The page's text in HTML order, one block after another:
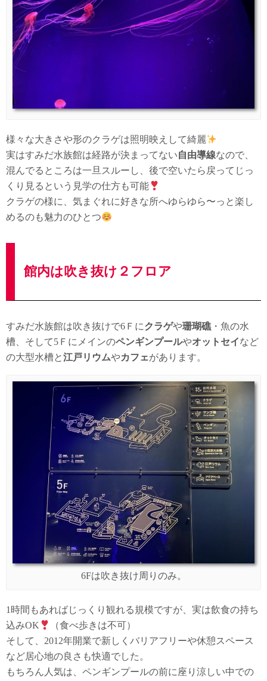
様々な大きさや形のクラゲは照明映えして綺麗
実はすみだ水族館は経路が決まってない自由導線なので、
混んでるところは一旦スルーし、後で空いたら戻ってじっ
くり見るという見学の仕方も可能
クラゲの様に、気まぐれに好きな所へゆらゆら〜っと楽し
めるのも魅力のひとつ
館内は吹き抜け２フロア
すみだ水族館は吹き抜けで6Ｆにクラゲや珊瑚礁 ・魚の水
槽、そして5Ｆにメインのペンギンプールやオットセイなど
の大型水槽と江戸リウムやカフェがあります。
6Fは吹き抜け周りのみ。
1時間もあればじっくり観れる規模ですが、実は飲食の持ち
込みOK
（食べ歩きは不可）
そして、2012年開業で新しくバリアフリーや休憩スペース
など居心地の良さも快適でした。
もちろん人気は、ペンギンプールの前に座り涼しい中での